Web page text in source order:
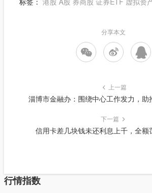
分享本文
上一篇
淄博市金融办：围绕中心工作发力，助
下一篇
信用卡差几块钱未还利息上千，全额
行情指数